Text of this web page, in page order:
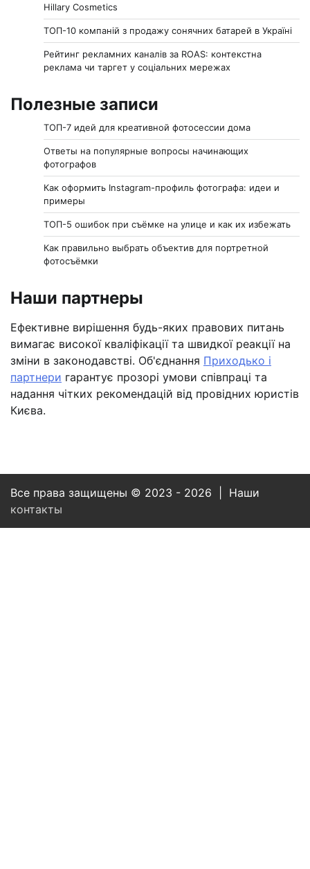
Hillary Cosmetics
ТОП-10 компаній з продажу сонячних батарей в Україні
Рейтинг рекламних каналів за ROAS: контекстна
реклама чи таргет у соціальних мережах
Полезные записи
ТОП-7 идей для креативной фотосессии дома
Ответы на популярные вопросы начинающих
фотографов
Как оформить Instagram-профиль фотографа: идеи и
примеры
ТОП-5 ошибок при съёмке на улице и как их избежать
Как правильно выбрать объектив для портретной
фотосъёмки
Наши партнеры
Ефективне вирішення будь-яких правових питань
вимагає високої кваліфікації та швидкої реакції на
зміни в законодавстві. Об'єднання Приходько і
партнери гарантує прозорі умови співпраці та
надання чітких рекомендацій від провідних юристів
Києва.
Все права защищены © 2023 - 2026 | Наши
контакты